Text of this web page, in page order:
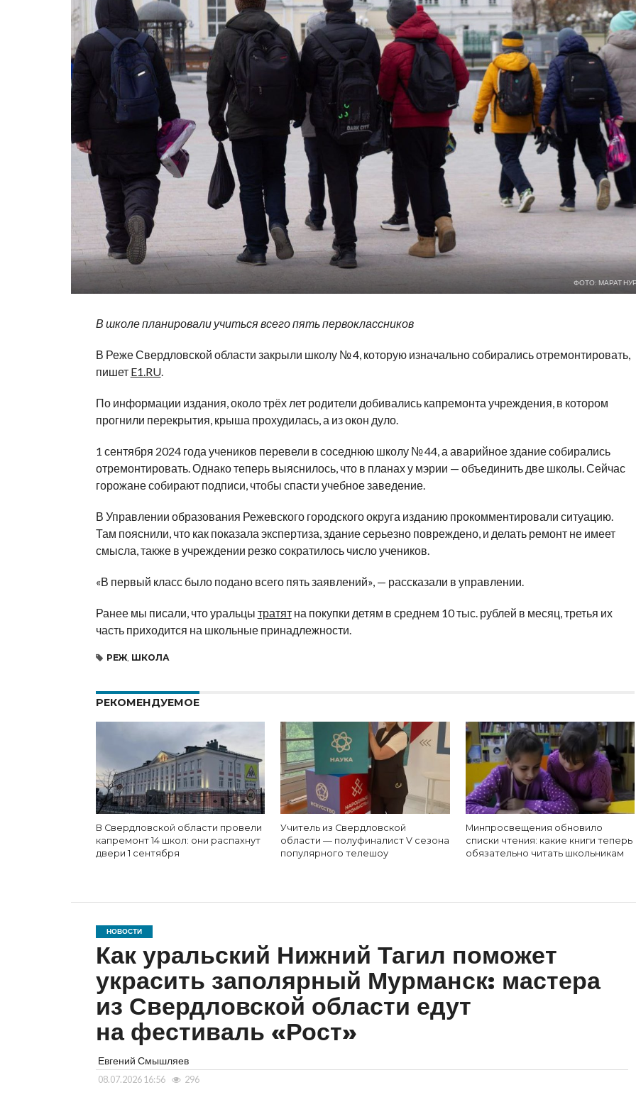
ФОТО: МАРАТ
В школе планировали учиться всего пять первоклассников
В Реже Свердловской области закрыли школу № 4, которую изначально собирались отремонтировать,
пишет E1.RU.
По информации издания, около трёх лет родители добивались капремонта учреждения, в котором
прогнили перекрытия, крыша прохудилась, а из окон дуло.
1 сентября 2024 года учеников перевели в соседнюю школу № 44, а аварийное здание собирались
отремонтировать. Однако теперь выяснилось, что в планах у мэрии — объединить две школы. Сейчас
горожане собирают подписи, чтобы спасти учебное заведение.
В Управлении образования Режевского городского округа изданию прокомментировали ситуацию.
Там пояснили, что как показала экспертиза, здание серьезно повреждено, и делать ремонт не имеет
смысла, также в учреждении резко сократилось число учеников.
«В первый класс было подано всего пять заявлений», — рассказали в управлении.
Ранее мы писали, что уральцы тратятна покупки детям в среднем 10 тыс. рублей в месяц, третья их
часть приходится на школьные принадлежности.
РЕЖ, ШКОЛА
РЕКОМЕНДУЕМОЕ
В Свердловской области провели
капремонт 14 школ: они распахнут
двери 1 сентября
Учитель из Свердловской
области — полуфиналист V сезона
популярного телешоу
Минпросвещения обновило
списки чтения: какие книги теперь
обязательно читать школьникам
НОВОСТИ
Как уральский Нижний Тагил поможет
украсить заполярный Мурманск: мастера
из Свердловской области едут
на фестиваль «Рост»
Евгений Смышляев
08.07.2026 16:56 296